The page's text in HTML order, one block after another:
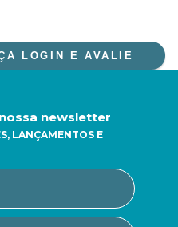
LOGIN E AVALIE
newsletter
LANÇAMENTOS E